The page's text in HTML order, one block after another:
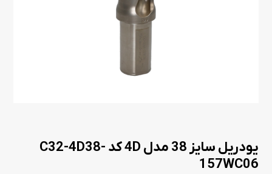
یودریل سایز 38 مدل 4D کد C32-4D38-
157WC06